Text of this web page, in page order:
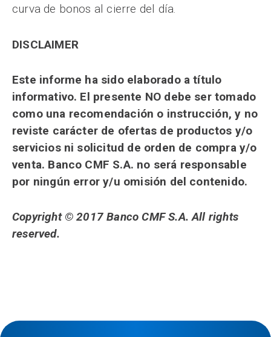
curva de bonos al cierre del día.
DISCLAIMER
Este informe ha sido elaborado a título
informativo. El presente NO debe ser tomado
como una recomendación o instrucción, y no
reviste carácter de ofertas de productos y/o
servicios ni solicitud de orden de compra y/o
venta. Banco CMF S.A. no será responsable
por ningún error y/u omisión del contenido.
Copyright © 2017 Banco CMF S.A. All rights
reserved.